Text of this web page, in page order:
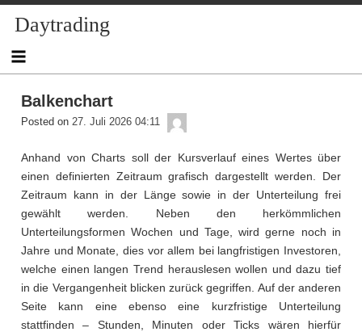
Daytrading
Balkenchart
Posted on 27. Juli 2026 04:11
Anhand von Charts soll der Kursverlauf eines Wertes über
einen definierten Zeitraum grafisch dargestellt werden. Der
Zeitraum kann in der Länge sowie in der Unterteilung frei
gewählt werden. Neben den herkömmlichen
Unterteilungsformen Wochen und Tage, wird gerne noch in
Jahre und Monate, dies vor allem bei langfristigen Investoren,
welche einen langen Trend herauslesen wollen und dazu tief
in die Vergangenheit blicken zurück gegriffen. Auf der anderen
Seite kann eine ebenso eine kurzfristige Unterteilung
stattfinden – Stunden, Minuten oder Ticks wären hierfür